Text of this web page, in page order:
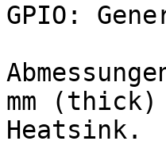
GPIO:
mm
Heatsink.